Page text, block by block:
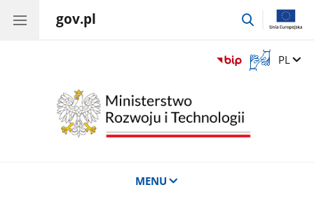
gov.pl
przejdź
Otwórz
okno
migowego
Zmień
PL
MENU